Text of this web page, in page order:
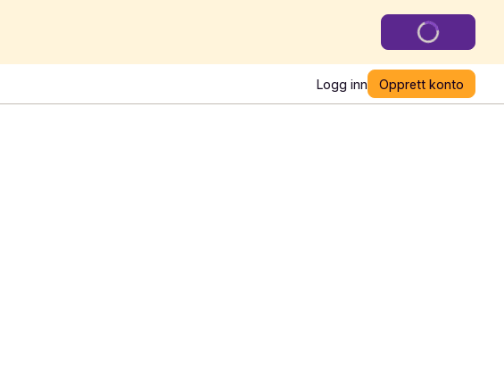
Logg inn Opprett konto